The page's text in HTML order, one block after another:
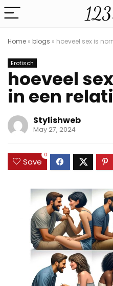
Home » blogs » hoeveel sex is
Erotisch
hoeveel
in een
Stylishweb
May 27, 2024
Save
0